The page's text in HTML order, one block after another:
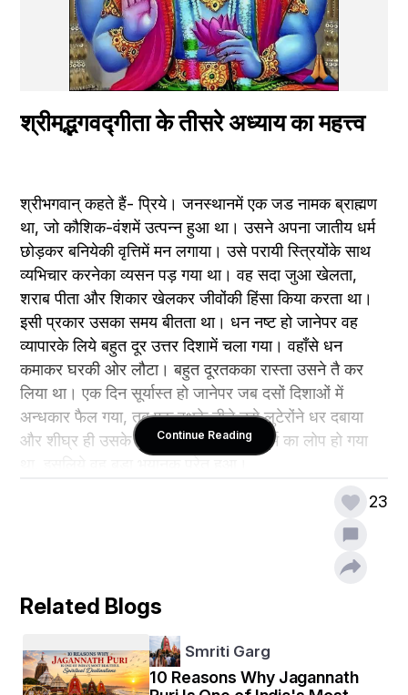
श्रीमद्भगवद्गीता के तीसरे अध्याय का महत्त्व
श्रीभगवान् कहते हैं- प्रिये। जनस्थानमें एक जड नामक ब्राह्मण
था, जो कौशिक-वंशमें उत्पन्न हुआ था। उसने अपना जातीय धर्म
छोड़कर बनियेकी वृत्तिमें मन लगाया। उसे परायी स्त्रियोंके साथ
व्यभिचार करनेका व्यसन पड़ गया था। वह सदा जुआ खेलता,
शराब पीता और शिकार खेलकर जीवोंकी हिंसा किया करता था।
इसी प्रकार उसका समय बीतता था। धन नष्ट हो जानेपर वह
व्यापारके लिये बहुत दूर उत्तर दिशामें चला गया। वहाँसे धन
कमाकर घरकी ओर लौटा। बहुत दूरतकका रास्ता उसने तै कर
लिया था। एक दिन सूर्यास्त हो जानेपर जब दसों दिशाओं में
अन्धकार फैल गया, तब एक वृक्षके नीचे उसे लुटेरोंने धर दबाया
और शीघ्र ही उसके प्राण ले लिये। उसके धर्म का लोप हो गया
Continue Reading
23
Related Blogs
Smriti Garg
10 Reasons Why Jagannath